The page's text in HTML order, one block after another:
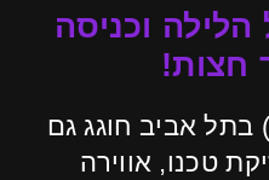
הלילה וכניסה
חצות!
מועדון הגואט (Goat) בתל אביב חוגג גם
טכנו, אווירה